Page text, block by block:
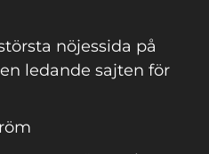
nöjessida på
ledande sajten för